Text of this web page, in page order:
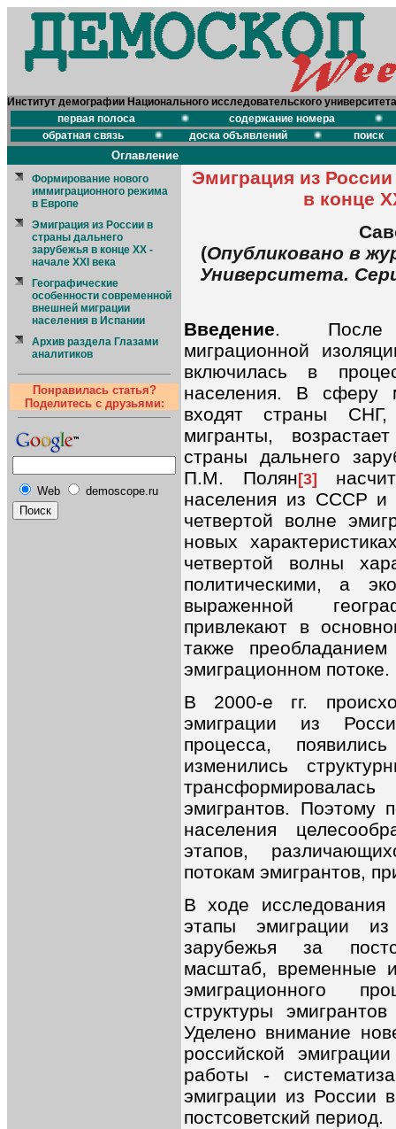
Институт демографии Национального исследовательского
первая полоса
содержание номера
обратная связь
доска объявлений поиск
Оглавление
Формирование нового
иммиграционного режима
в Европе
Эмиграция из России в
страны дальнего
зарубежья в конце XX -
начале ХХI века
Географические
особенности современной
внешней миграции
населения в Испании
Архив раздела Глазами
аналитиков
Понравилась статья?
Поделитесь с друзьями:
Web demoscope.ru
Эмиграция из
в конце
(Опубликовано в
Университета.
Введение. После
миграционной
включилась в
населения. В сферу
входят страны СНГ,
мигранты,
страны дальнего
П.М. Полян[3]
населения из СССР и
четвертой волне
новых
четвертой волны
политическими, а
выраженной
привлекают в
также
эмиграционном потоке.
В 2000-е гг.
эмиграции из
процесса,
изменились
эмигрантов. Поэтому
населения
этапов,
потокам эмигрантов,
В ходе
этапы эмиграции
зарубежья за
масштаб, временные
эмиграционного
структуры
Уделено внимание
российской
работы -
эмиграции из России
постсоветский период.